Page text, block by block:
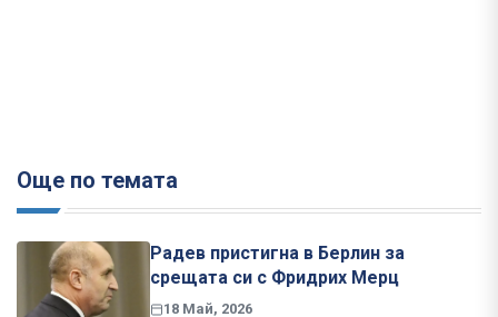
Още по темата
Радев пристигна в Берлин за
срещата си с Фридрих Мерц
18 Май, 2026